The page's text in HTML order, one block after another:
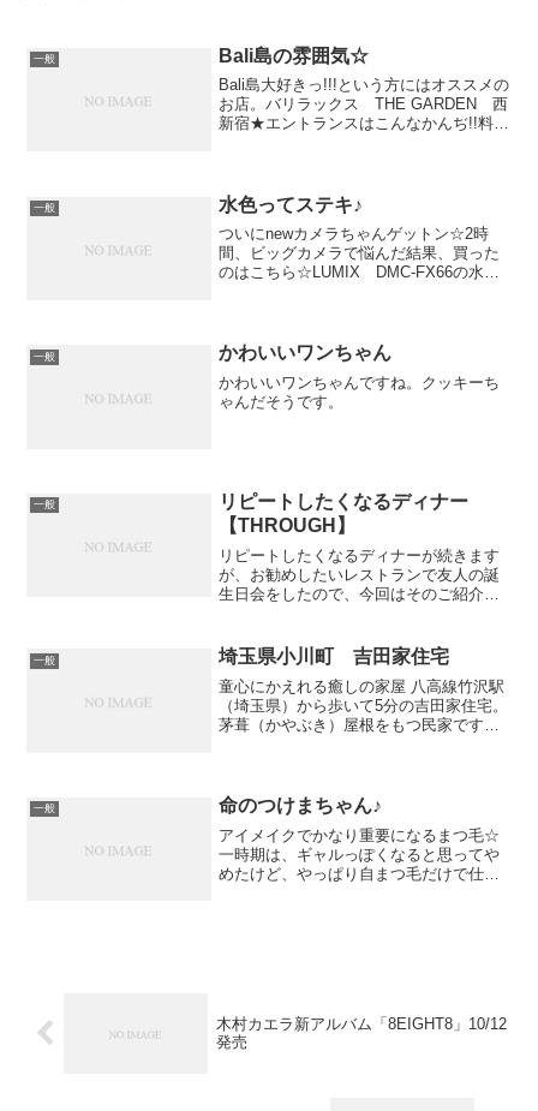
一般 Bali島の雰囲気☆
Bali島大好きっ!!!という方にはオススメの
お店。バリラックス THE GARDEN 西
新宿★エントランスはこんなかんぢ!!料理
一般 水色ってステキ♪
ついにnewカメラちゃんゲットン☆2時
間、ビッグカメラで悩んだ結果、買った
のはこちら☆LUMIX DMC-FX66の水色
っ...
一般 かわいいワンちゃん
かわいいワンちゃんですね。クッキーち
ゃんだそうです。
一般
リピートしたくなるディナー
【THROUGH】
リピートしたくなるディナーが続きます
が、お勧めしたいレストランで友人の誕
生日会をしたので、今回はそのご紹介で
らお食事会やお誕生日会などでよく活用
しています。銀座らしく...
一般 埼玉県小川町 吉田家住宅
童心にかえれる癒しの家屋 八高線竹沢駅
（埼玉県）から歩いて5分の吉田家住宅。
茅葺（かやぶき）屋根をもつ民家です。
プしたみたい。囲炉裏...
一般 命のつけまちゃん♪
アイメイクでかなり重要になるまつ毛☆
一時期は、ギャルっぽくなると思ってや
めたけど、やっぱり自まつ毛だけで仕上
木村カエラ新アルバム「8EIGHT8」10/12
発売